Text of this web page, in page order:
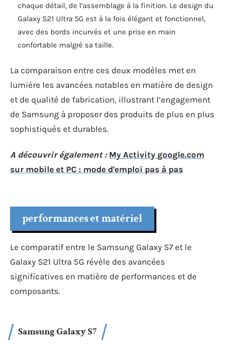
chaque détail, de l’assemblage à la finition. Le design du
Galaxy S21 Ultra 5G est à la fois élégant et fonctionnel,
avec des bords incurvés et une prise en main
confortable malgré sa taille.
La comparaison entre ces deux modèles met en
lumière les avancées notables en matière de design
et de qualité de fabrication, illustrant l’engagement
de Samsung à proposer des produits de plus en plus
sophistiqués et durables.
A découvrir également : My Activity google.com
sur mobile et PC : mode d'emploi pas à pas
performances et matériel
Le comparatif entre le Samsung Galaxy S7 et le
Galaxy S21 Ultra 5G révèle des avancées
significatives en matière de performances et de
composants.
Samsung Galaxy S7